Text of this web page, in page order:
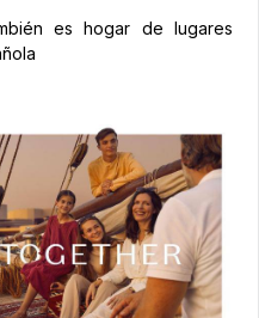
es hogar de lugares